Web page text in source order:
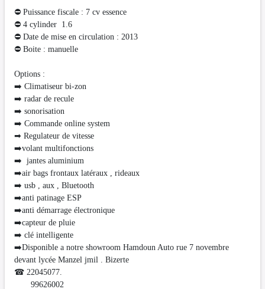
⛔ Puissance fiscale : 7 cv essence
⛔️ 4 cylinder 1.6
⛔ Date de mise en circulation : 2013
⛔ Boite : manuelle
Options :
➡️ Climatiseur bi-zon
➡️ radar de recule
➡️ sonorisation
➡️ Commande online system
➡ Regulateur de vitesse
➡️volant multifonctions
➡️ jantes aluminium
➡️air bags frontaux latéraux , rideaux
➡️ usb , aux , Bluetooth
➡️anti patinage ESP
➡️anti démarrage électronique
➡️capteur de pluie
➡️ clé intelligente
➡️Disponible a notre showroom Hamdoun Auto rue 7 novembre
devant lycée Manzel jmil . Bizerte
☎ 22045077.
99626002